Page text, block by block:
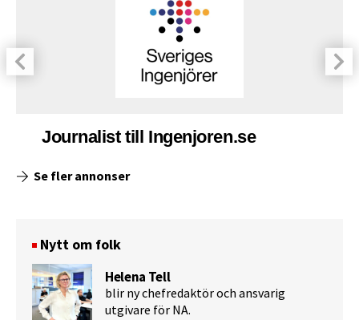
Journalist till Ingenjoren.se
Se fler annonser
Nytt om folk
Helena Tell
blir ny chefredaktör och ansvarig
utgivare för NA.